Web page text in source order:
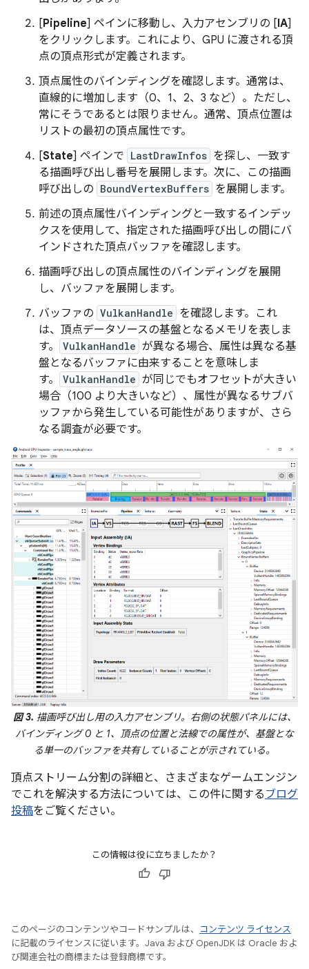
[Pipeline] ペインに移動し、入力アセンブリの [IA]
をクリックします。これにより、GPU に渡される頂
点の頂点形式が定義されます。
頂点属性のバインディングを確認します。通常は、
直線的に増加します（0、1、2、3 など）。ただし、
常にそうであるとは限りません。通常、頂点位置は
リストの最初の頂点属性です。
[State] ペインで LastDrawInfos を探し、一致す
る描画呼び出し番号を展開します。次に、この描画
呼び出しの BoundVertexBuffers を展開します。
前述の頂点属性バインディングと一致するインデッ
クスを使用して、指定された描画呼び出しの間にバ
インドされた頂点バッファを確認します。
描画呼び出しの頂点属性のバインディングを展開
し、バッファを展開します。
バッファの VulkanHandle を確認します。これ
は、頂点データソースの基盤となるメモリを表しま
す。
VulkanHandle が異なる場合、属性は異なる基
盤となるバッファに由来することを意味しま
す。
VulkanHandle が同じでもオフセットが大きい
場合（100 より大きいなど）、属性が異なるサブバ
ッファから発生している可能性がありますが、さら
なる調査が必要です。
図 3. 描画呼び出し用の入力アセンブリ。右側の状態パネルには、
バインディング 0 と 1、頂点の位置と法線での属性が、基盤とな
る単一のバッファを共有していることが示されている。
頂点ストリーム分割の詳細と、さまざまなゲームエンジン
でこれを解決する方法については、この件に関する ブログ
投稿をご覧ください。
この情報は役に立ちましたか？
このページのコンテンツやコードサンプルは、
コンテンツ ライセンス
に記載のライセンスに従います。Java および OpenJDK は Oracle およ
び関連会社の商標または登録商標です。